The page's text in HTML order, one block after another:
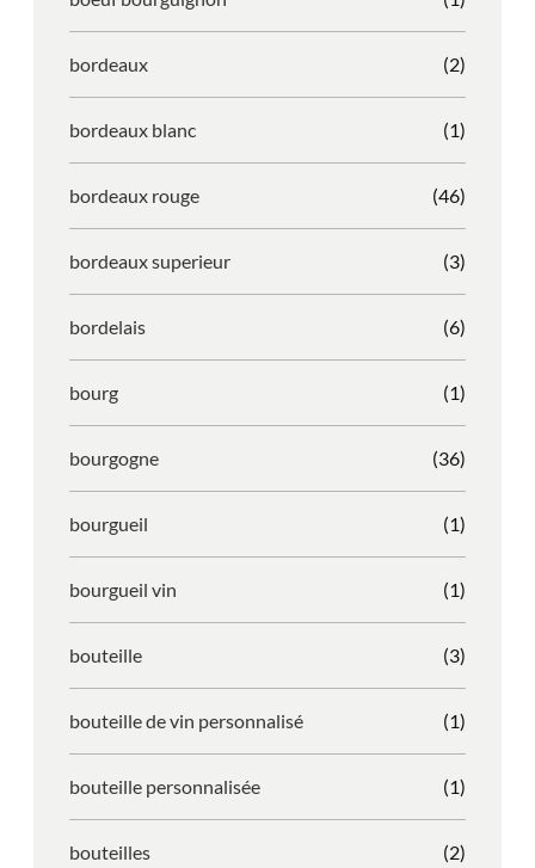
bordeaux (2)
bordeaux blanc (1)
bordeaux rouge (46)
bordeaux superieur (3)
bordelais (6)
bourg (1)
bourgogne (36)
bourgueil (1)
bourgueil vin (1)
bouteille (3)
bouteille de vin personnalisé (1)
bouteille personnalisée (1)
bouteilles (2)